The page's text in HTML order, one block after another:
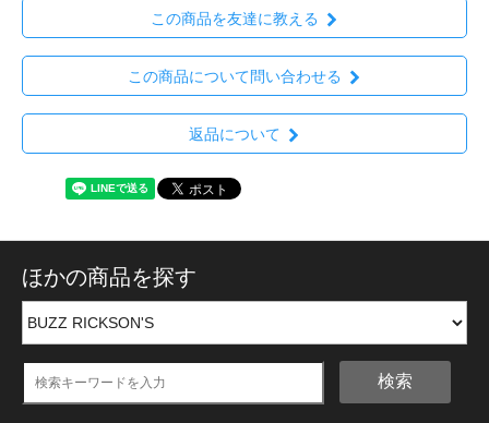
この商品を友達に教える
この商品について問い合わせる
返品について
ほかの商品を探す
検索